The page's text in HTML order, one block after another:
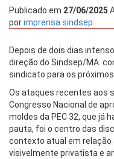
Publicado em 27/06/2025
porimprensa sindsep
Depois de dois dias
direção do Sindsep/MA
sindicato para os próximos
Os ataques recentes aos
Congresso Nacional de
moldes da PEC 32, que já
pauta, foi o centro das
contexto atual em relação
visivelmente privatista e